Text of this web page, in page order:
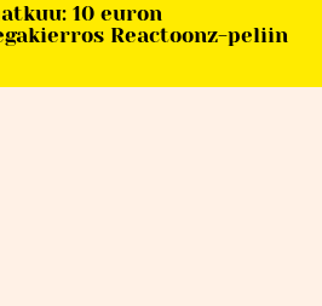
10 euron
Reactoonz-peliin